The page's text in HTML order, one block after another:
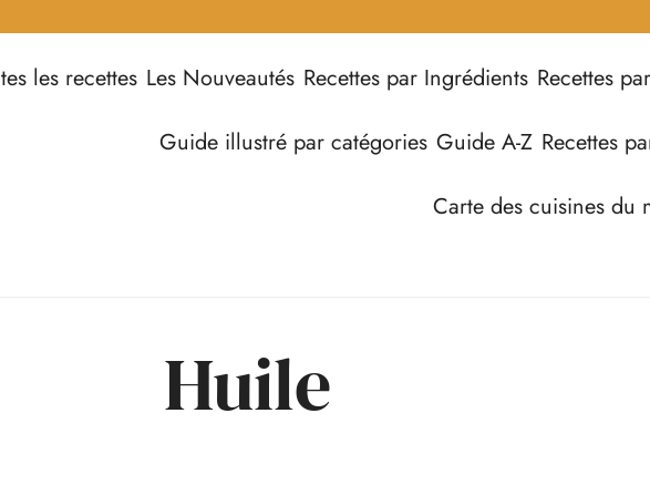
les recettes Les Nouveautés Recettes par Ingrédients Recettes
Guide illustré par catégories Guide A-Z Recettes
Carte des cuisines du
Huile